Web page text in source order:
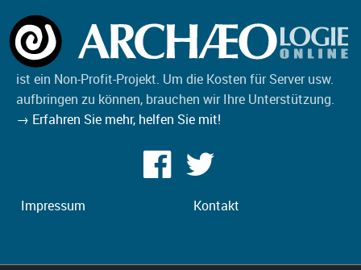
ist ein Non-Profit-Projekt. Um die Kosten für Server usw.
aufbringen zu können, brauchen wir Ihre Unterstützung.
→ Erfahren Sie mehr, helfen Sie mit!
Impressum Kontakt